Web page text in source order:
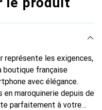
représente les exigences,
boutique française
avec élégance.
en maroquinerie depuis de
parfaitement à votre